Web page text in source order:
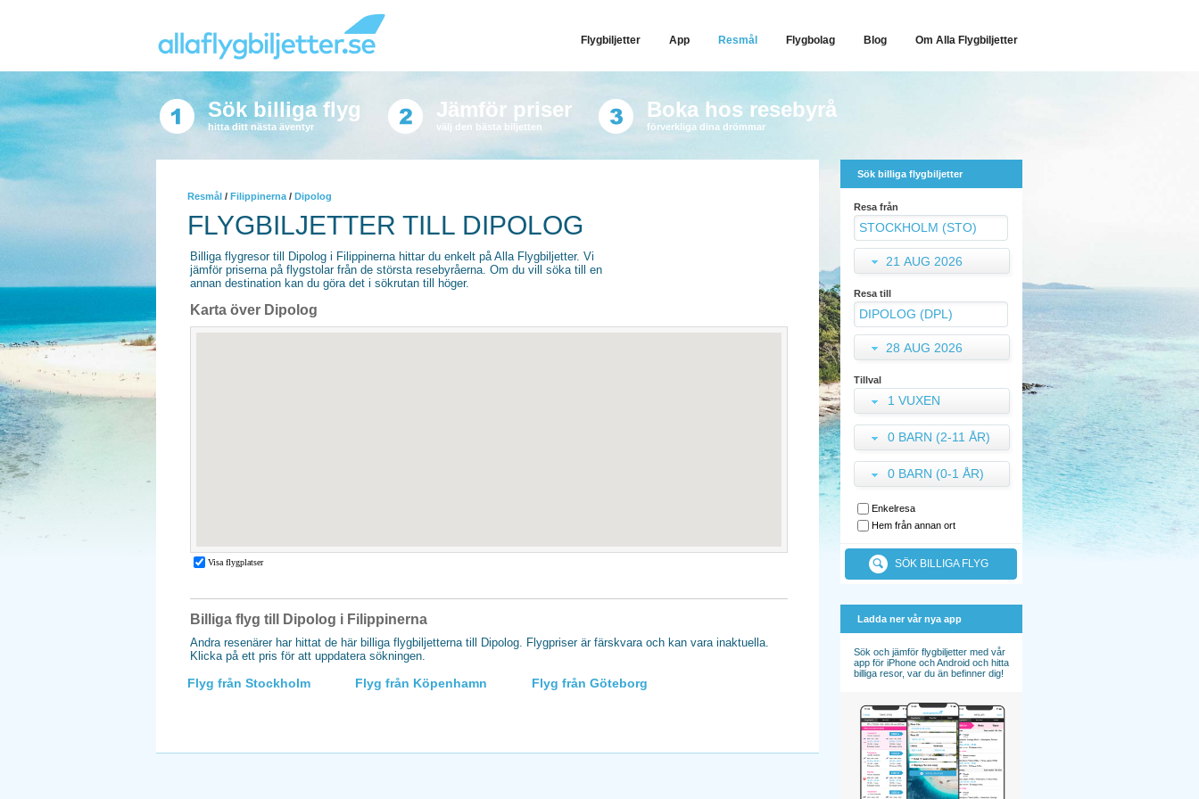
Flygbiljetter App Resmål Flygbolag Blog Om Alla Flygbiljetter
Sök billiga flyg
hitta ditt nästa äventyr
Jämför priser
välj den bästa biljetten
Boka hos resebyrå
förverkliga dina drömmar
Resmål / Filippinerna / Dipolog
FLYGBILJETTER TILL DIPOLOG
Billiga flygresor till Dipolog i Filippinerna hittar du enkelt på Alla Flygbiljetter. Vi
jämför priserna på flygstolar från de största resebyråerna. Om du vill söka till en
annan destination kan du göra det i sökrutan till höger.
Karta över Dipolog
Billiga flyg till Dipolog i Filippinerna
Andra resenärer har hittat de här billiga flygbiljetterna till Dipolog. Flygpriser är färskvara och kan vara inaktuella.
Klicka på ett pris för att uppdatera sökningen.
Flyg från Stockholm Flyg från Köpenhamn Flyg från Göteborg
Sök billiga flygbiljetter
Resa från
21 AUG 2026
Resa till
28 AUG 2026
Tillval
1 VUXEN
0 BARN (2-11 ÅR)
0 BARN (0-1 ÅR)
Enkelresa
Hem från annan ort
SÖK BILLIGA FLYG
Ladda ner vår nya app
Sök och jämför flygbiljetter med vår
app för iPhone och Android och hitta
billiga resor, var du än befinner dig!